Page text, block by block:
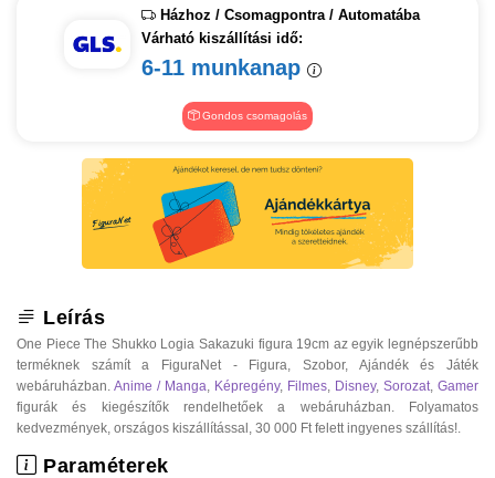
Házhoz / Csomagpontra / Automatába
Várható kiszállítási idő:
6-11 munkanap
Gondos csomagolás
Leírás
One Piece The Shukko Logia Sakazuki figura 19cm az egyik legnépszerűbb
terméknek számít a FiguraNet - Figura, Szobor, Ajándék és Játék
webáruházban. Anime / Manga, Képregény, Filmes, Disney, Sorozat, Gamer
figurák és kiegészítők rendelhetőek a webáruházban. Folyamatos
kedvezmények, országos kiszállítással, 30 000 Ft felett ingyenes szállítás!.
Paraméterek